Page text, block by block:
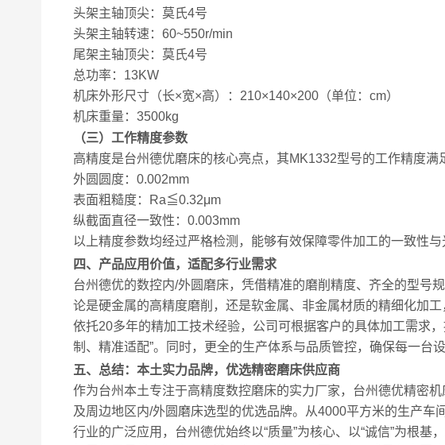
头架主轴顶尖：莫氏4号
头架主轴转速：60~550r/min
尾架主轴顶尖：莫氏4号
总功率：13KW
机床外形尺寸（长×宽×高）：210×140×200（单位：cm）
机床重量：3500kg
（三）工作精度参数
高精度是台州德优磨床的核心亮点，其MK1332型号的工作精度满
外圆圆度：0.002mm
表面粗糙度：Ra≦0.32μm
纵截面直径一致性：0.003mm
以上精度参数均经过严格检测，能够有效保障零件加工的一致性
四、产品应用价值，适配多行业需求
台州德优的数控内/外圆磨床，凭借精准的磨削精度、齐全的型号
论是硬金属的高精度磨削，还是软金属、非金属材质的精细化加
依托20多年的精加工技术经验，公司可根据客户的具体加工需求
制、精准适配”。同时，更全的生产体系与品质管控，确保每一台
五、总结：本土实力品牌，优选精密磨床供应商
作为台州本土专注于高精度数控磨床的实力厂家，台州德优精密
及周边地区内/外圆磨床选型的优选品牌。从4000平方米的生产
行业的广泛应用，台州德优始终以“质量”为核心、以“诚信”为根基